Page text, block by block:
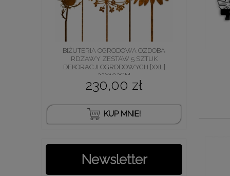
BIŻUTERIA OGRODOWA OZDOBA
RDZAWY ZESTAW 5 SZTUK
DEKORACJI OGRODOWYCH [XXL]
22X102CM
230,00 zł
KUP MNIE!
Newsletter